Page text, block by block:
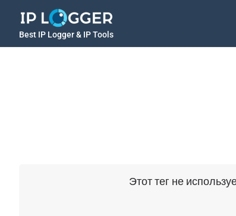
Best IP Logger & IP Tools